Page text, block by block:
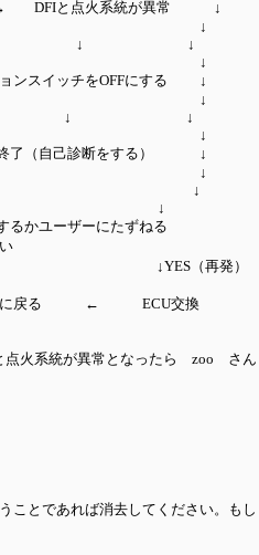
→ DFIと点火系統が異常 ↓
↓
チをOFFにする ↓
↓
自己診断をする） ↓
↓
ーザーにたずねる
発）
交換
点火系統が異常となったら zoo さん
ことであれば消去してください。もし